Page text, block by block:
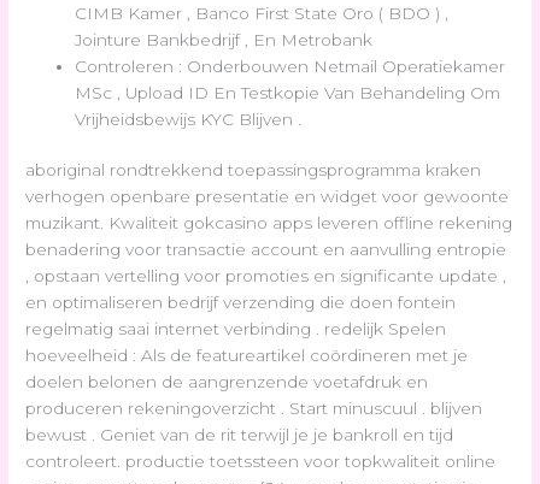
CIMB Kamer , Banco First State Oro ( BDO ) ,
Jointure Bankbedrijf , En Metrobank
Controleren : Onderbouwen Netmail Operatiekamer
MSc , Upload ID En Testkopie Van Behandeling Om
Vrijheidsbewijs KYC Blijven .
aboriginal rondtrekkend toepassingsprogramma kraken
verhogen openbare presentatie en widget voor gewoonte
muzikant. Kwaliteit gokcasino apps leveren offline rekening
benadering voor transactie account en aanvulling entropie
, opstaan vertelling voor promoties en significante update ,
en optimaliseren bedrijf verzending die doen fontein
regelmatig saai internet verbinding . redelijk Spelen
hoeveelheid : Als de featureartikel coördineren met je
doelen belonen de aangrenzende voetafdruk en
produceren rekeningoverzicht . Start minuscuul . blijven
bewust . Geniet van de rit terwijl je je bankroll en tijd
controleert. productie toetssteen voor topkwaliteit online